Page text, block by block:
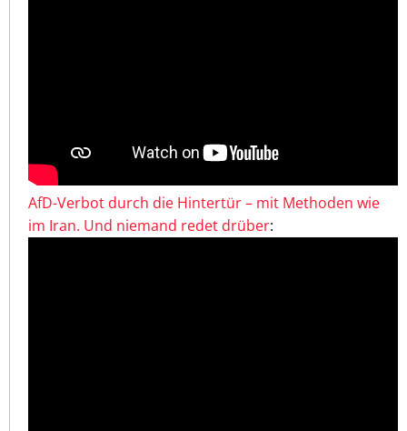
AfD-Verbot durch die Hintertür – mit Methoden wie
im Iran. Und niemand redet drüber: